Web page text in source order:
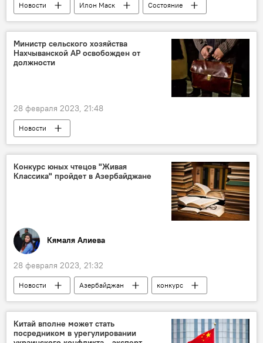
Новости Илон Маск
Состояние
рейтинг миллиардеров
Джефф Безос
Министр сельского хозяйства
Нахчыванской АР освобожден от
должности
28 февраля 2023, 21:48
Новости
Нахчыванская Автономная Республика
министр сельского хозяйства
увольнение
Конкурс юных чтецов "Живая
Классика" пройдет в Азербайджане
Кямаля Алиева
28 февраля 2023, 21:32
Новости Азербайджан
конкурс
Русский язык
Россотрудничество
Китай вполне может стать
посредником в урегулировании